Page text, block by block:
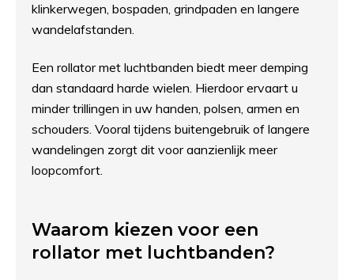
klinkerwegen, bospaden, grindpaden en langere
wandelafstanden.
Een rollator met luchtbanden biedt meer demping
dan standaard harde wielen. Hierdoor ervaart u
minder trillingen in uw handen, polsen, armen en
schouders. Vooral tijdens buitengebruik of langere
wandelingen zorgt dit voor aanzienlijk meer
loopcomfort.
Waarom kiezen voor een
rollator met luchtbanden?